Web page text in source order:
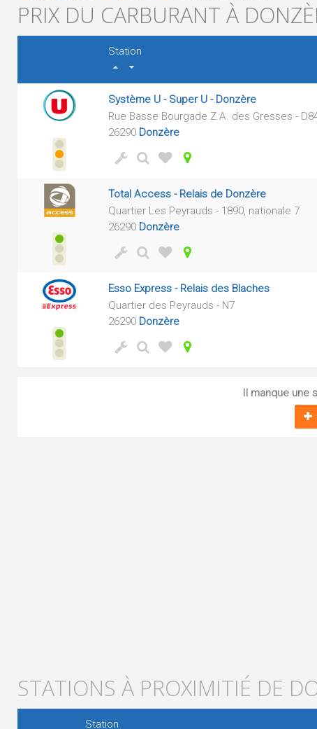
PRIX DU CARBURANT À
Station
Système U - Super U - Donzère
Rue Basse Bourgade Z.A. des Gresses -
26290 Donzère
Total Access - Relais de Donzère
Quartier Les Peyrauds - 1890, nationale 7
26290 Donzère
Esso Express - Relais des Blaches
Quartier des Peyrauds - N7
26290 Donzère
Il manque une
STATIONS À PROXIMITIÉ DE
Station